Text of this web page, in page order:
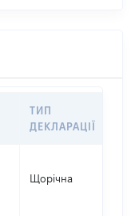
ТИП
ДЕКЛАРАЦІЇ
Щорічна